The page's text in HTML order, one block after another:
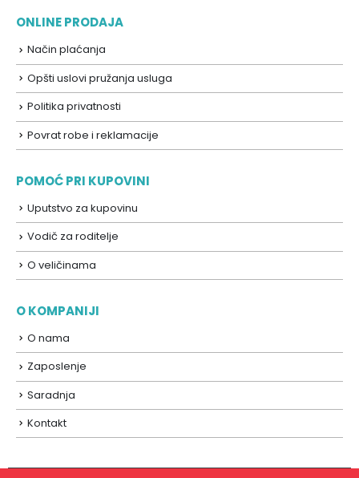
ONLINE PRODAJA
Način plaćanja
Opšti uslovi pružanja usluga
Politika privatnosti
Povrat robe i reklamacije
POMOĆ PRI KUPOVINI
Uputstvo za kupovinu
Vodič za roditelje
O veličinama
O KOMPANIJI
O nama
Zaposlenje
Saradnja
Kontakt